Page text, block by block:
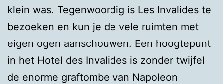
klein was. Tegenwoordig is Les Invalides te
bezoeken en kun je de vele ruimten met
eigen ogen aanschouwen. Een hoogtepunt
in het Hotel des Invalides is zonder twijfel
de enorme graftombe van Napoleon